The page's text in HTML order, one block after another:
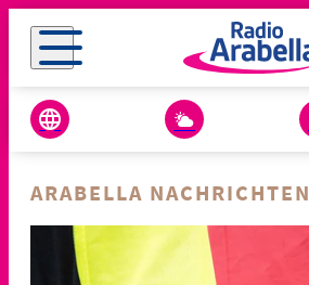
ARABELLA NACHRICHTEN